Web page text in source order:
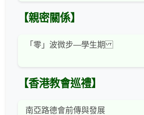
【親密關係】
「零」波微步—學生期
【香港教會巡禮】
南亞路德會前傳與發展